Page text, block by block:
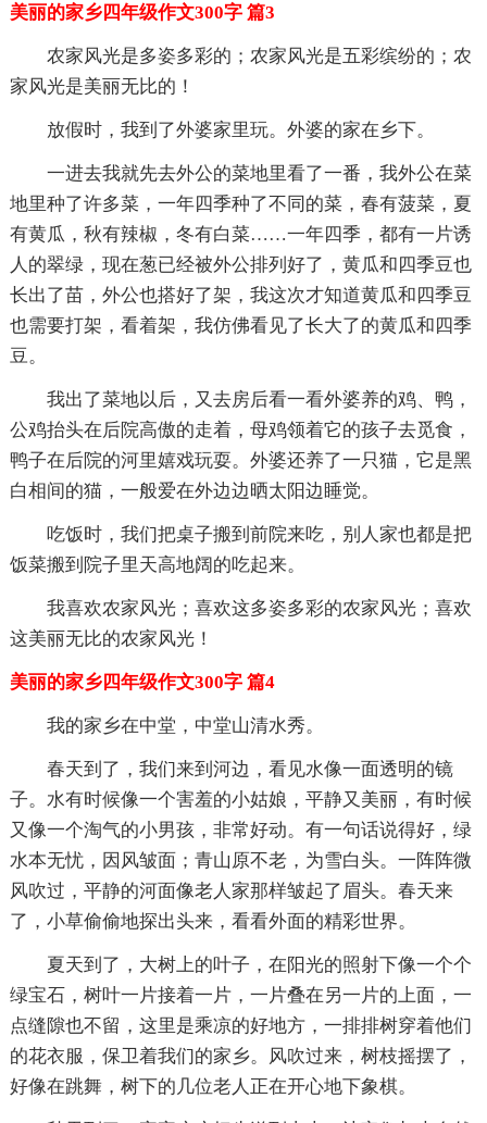
美丽的家乡四年级作文300字 篇3
农家风光是多姿多彩的；农家风光是五彩缤纷的；农
家风光是美丽无比的！
放假时，我到了外婆家里玩。外婆的家在乡下。
一进去我就先去外公的菜地里看了一番，我外公在菜
地里种了许多菜，一年四季种了不同的菜，春有菠菜，夏
有黄瓜，秋有辣椒，冬有白菜……一年四季，都有一片诱
人的翠绿，现在葱已经被外公排列好了，黄瓜和四季豆也
长出了苗，外公也搭好了架，我这次才知道黄瓜和四季豆
也需要打架，看着架，我仿佛看见了长大了的黄瓜和四季
豆。
我出了菜地以后，又去房后看一看外婆养的鸡、鸭，
公鸡抬头在后院高傲的走着，母鸡领着它的孩子去觅食，
鸭子在后院的河里嬉戏玩耍。外婆还养了一只猫，它是黑
白相间的猫，一般爱在外边边晒太阳边睡觉。
吃饭时，我们把桌子搬到前院来吃，别人家也都是把
饭菜搬到院子里天高地阔的吃起来。
我喜欢农家风光；喜欢这多姿多彩的农家风光；喜欢
这美丽无比的农家风光！
美丽的家乡四年级作文300字 篇4
我的家乡在中堂，中堂山清水秀。
春天到了，我们来到河边，看见水像一面透明的镜
子。水有时候像一个害羞的小姑娘，平静又美丽，有时候
又像一个淘气的小男孩，非常好动。有一句话说得好，绿
水本无忧，因风皱面；青山原不老，为雪白头。一阵阵微
风吹过，平静的河面像老人家那样皱起了眉头。春天来
了，小草偷偷地探出头来，看看外面的精彩世界。
夏天到了，大树上的叶子，在阳光的照射下像一个个
绿宝石，树叶一片接着一片，一片叠在另一片的上面，一
点缝隙也不留，这里是乘凉的好地方，一排排树穿着他们
的花衣服，保卫着我们的家乡。风吹过来，树枝摇摆了，
好像在跳舞，树下的几位老人正在开心地下象棋。